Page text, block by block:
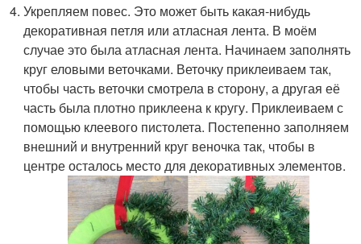
Укрепляем повес. Это может быть какая-нибудь
декоративная петля или атласная лента. В моём
случае это была атласная лента. Начинаем заполнять
круг еловыми веточками. Веточку приклеиваем так,
чтобы часть веточки смотрела в сторону, а другая её
часть была плотно приклеена к кругу. Приклеиваем с
помощью клеевого пистолета. Постепенно заполняем
внешний и внутренний круг веночка так, чтобы в
центре осталось место для декоративных элементов.